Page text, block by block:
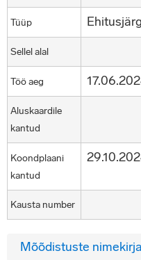
Tüüp
Sellel alal
Töö aeg
Aluskaardile
kantud
Koondplaani
kantud
Kausta number
Mõõdistuste nimekirja